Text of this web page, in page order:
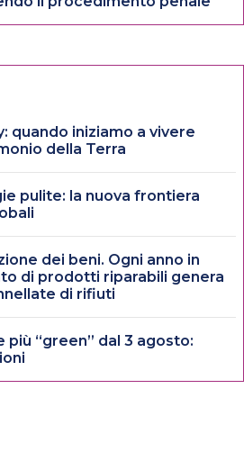
quando iniziamo a vivere
della Terra
pulite: la nuova frontiera
dei beni. Ogni anno in
di prodotti riparabili genera
di rifiuti
più “green” dal 3 agosto: